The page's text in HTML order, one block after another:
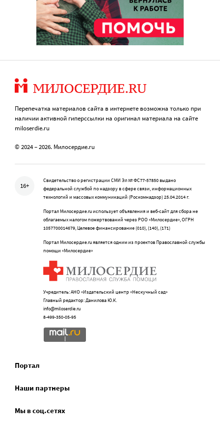
Перепечатка материалов сайта в интернете возможна только при
наличии активной гиперссылки на оригинал материала на сайте
miloserdie.ru
© 2024 – 2026. Милосердие.ru
16+
Свидетельство о регистрации СМИ Эл № ФС77-57850 выдано
федеральной службой по надзору в сфере связи, информационных
технологий и массовых коммуникаций (Роскомнадзор) 25.04.2014 г.
Портал Милосердие.ru использует объявления и веб-сайт для сбора не
облагаемых налогом пожертвований через РОО «Милосердие», ОГРН
1057700014679, Целевое финансирование (010), (140), (171)
Портал Милосердие.ru является одним из проектов Православной службы
помощи «Милосердие»
Учредитель: АНО «Издательский центр «Нескучный сад»
Главный редактор: Данилова Ю.К.
info@miloserdie.ru
8-499-350-05-95
Портал
Наши партнеры
Мы в соц.сетях